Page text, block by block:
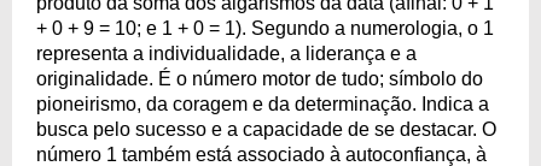
+ 0 + 9 = 10; e 1 + 0 = 1). Segundo a numerologia, o 1
representa a individualidade, a liderança e a
originalidade. É o número motor de tudo; símbolo do
pioneirismo, da coragem e da determinação. Indica a
busca pelo sucesso e a capacidade de se destacar. O
número 1 também está associado à autoconfiança, à